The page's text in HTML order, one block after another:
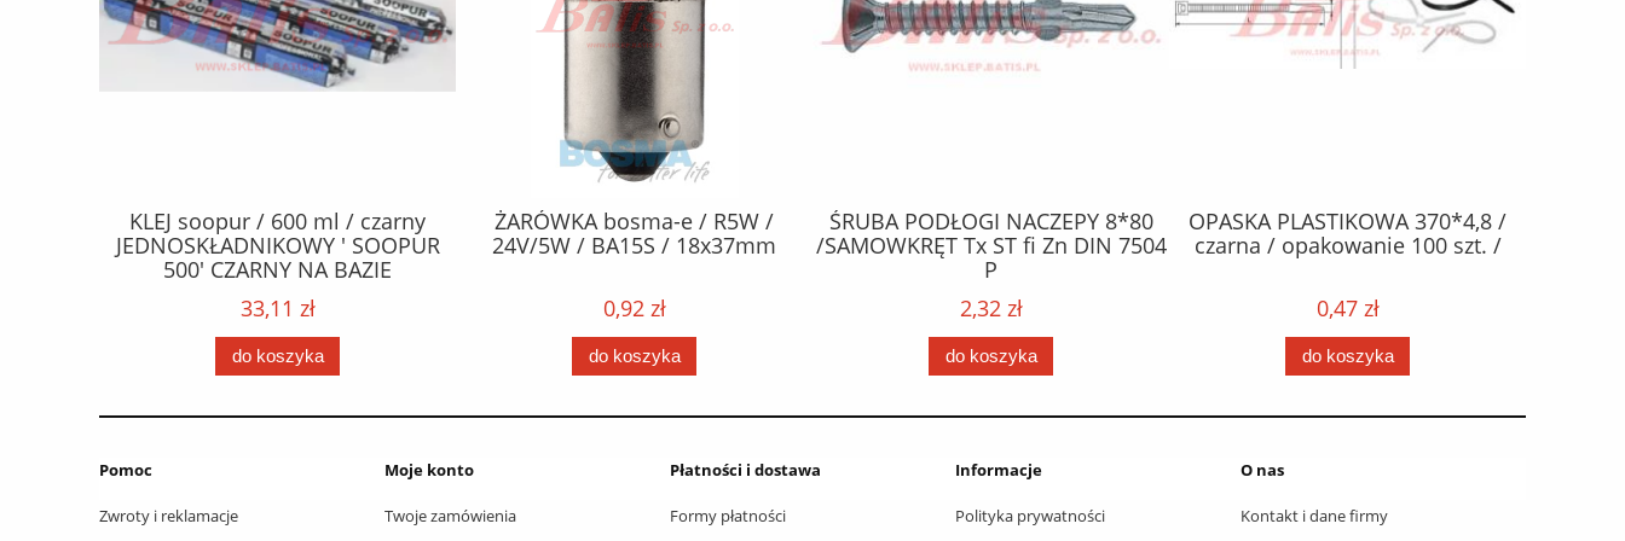
KLEJ soopur / 600 ml / czarny
JEDNOSKŁADNIKOWY ' SOOPUR
500' CZARNY NA BAZIE
POLIURETANU/ kolor - czarny /
karton 20 szt. / pistolet do kleju
307730 /
33,11 zł
do koszyka
ŻARÓWKA bosma-e / R5W /
24V/5W / BA15S / 18x37mm
0,92 zł
do koszyka
ŚRUBA PODŁOGI NACZEPY 8*80
/SAMOWKRĘT Tx ST fi Zn DIN 7504
P
2,32 zł
do koszyka
OPASKA PLASTIKOWA 370*4,8 /
czarna / opakowanie 100 szt. /
0,47 zł
do koszyka
Pomoc
Zwroty i reklamacje
Moje konto
Twoje zamówienia
Płatności i dostawa
Formy płatności
Informacje
Polityka prywatności
O nas
Kontakt i dane firmy